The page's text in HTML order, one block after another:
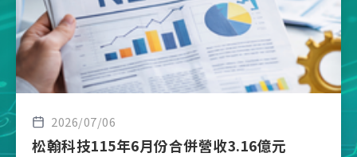
2026/07/06
松翰科技115年6月份合併營收3.16億元